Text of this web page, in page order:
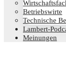
Betriebs­wir­te
Tech­ni­sche
Lam­­bert-
Mei­nun­gen